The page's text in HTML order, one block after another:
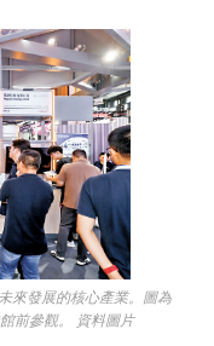
來發展的核心產業。圖為
前參觀。 資料圖片